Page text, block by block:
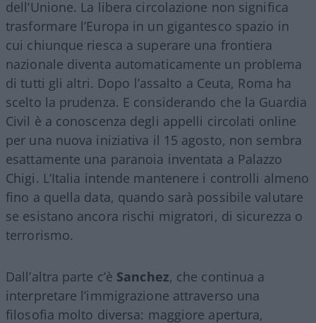
dell’Unione. La libera circolazione non significa
trasformare l’Europa in un gigantesco spazio in
cui chiunque riesca a superare una frontiera
nazionale diventa automaticamente un problema
di tutti gli altri. Dopo l’assalto a Ceuta, Roma ha
scelto la prudenza. E considerando che la Guardia
Civil è a conoscenza degli appelli circolati online
per una nuova iniziativa il 15 agosto, non sembra
esattamente una paranoia inventata a Palazzo
Chigi. L’Italia intende mantenere i controlli almeno
fino a quella data, quando sarà possibile valutare
se esistano ancora rischi migratori, di sicurezza o
terrorismo.
Dall’altra parte c’è Sanchez, che continua a
interpretare l’immigrazione attraverso una
filosofia molto diversa: maggiore apertura,